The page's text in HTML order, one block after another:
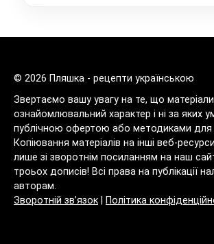
© 2026 Пляшка - рецепти українською
Звертаємо вашу увагу на те, що
ознайомлювальний характер і ні за яких
публічною офертою або методиками для
Копіювання матеріалів на інші веб-
лише зі зворотнім посиланням на наш
троьох дописів! Всі права на публікації
авторам.
Зворотній зв’язок
Політика